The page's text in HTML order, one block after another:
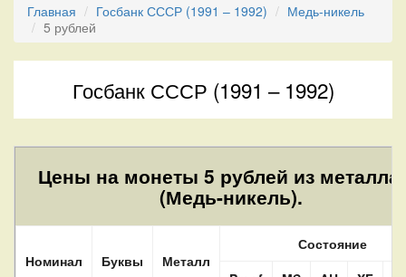
Главная Госбанк СССР (1991 – 1992)
Медь-никель
5 рублей
Госбанк СССР (1991 – 1992)
Цены на монеты 5 рублей из металла
(Медь-никель).
Номинал Буквы Металл
Состояние